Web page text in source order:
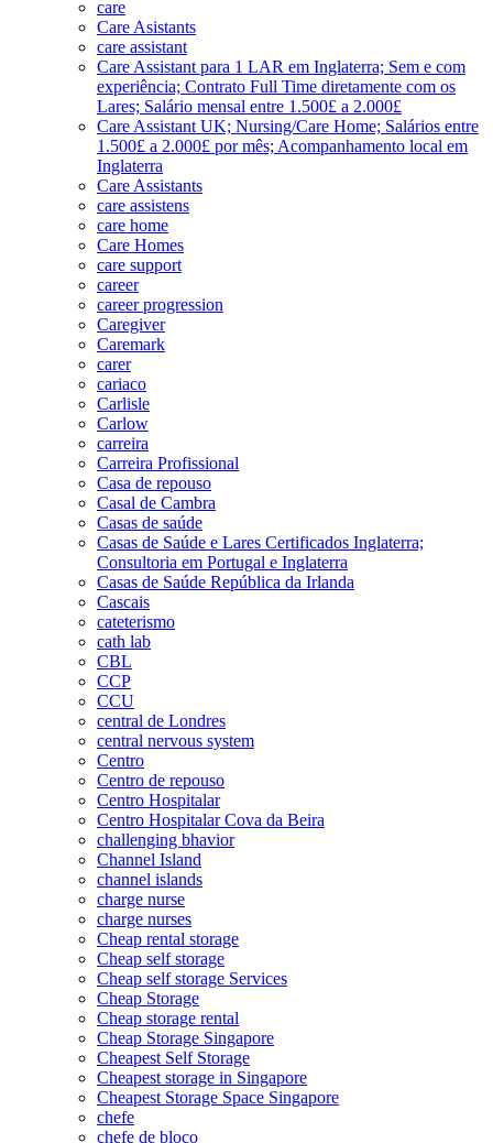
care
Care Asistants
care assistant
Care Assistant para 1 LAR em Inglaterra; Sem e com
experiência; Contrato Full Time diretamente com os
Lares; Salário mensal entre 1.500£ a 2.000£
Care Assistant UK; Nursing/Care Home; Salários entre
1.500£ a 2.000£ por mês; Acompanhamento local em
Inglaterra
Care Assistants
care assistens
care home
Care Homes
care support
career
career progression
Caregiver
Caremark
carer
cariaco
Carlisle
Carlow
carreira
Carreira Profissional
Casa de repouso
Casal de Cambra
Casas de saúde
Casas de Saúde e Lares Certificados Inglaterra;
Consultoria em Portugal e Inglaterra
Casas de Saúde República da Irlanda
Cascais
cateterismo
cath lab
CBL
CCP
CCU
central de Londres
central nervous system
Centro
Centro de repouso
Centro Hospitalar
Centro Hospitalar Cova da Beira
challenging bhavior
Channel Island
channel islands
charge nurse
charge nurses
Cheap rental storage
Cheap self storage
Cheap self storage Services
Cheap Storage
Cheap storage rental
Cheap Storage Singapore
Cheapest Self Storage
Cheapest storage in Singapore
Cheapest Storage Space Singapore
chefe
chefe de bloco